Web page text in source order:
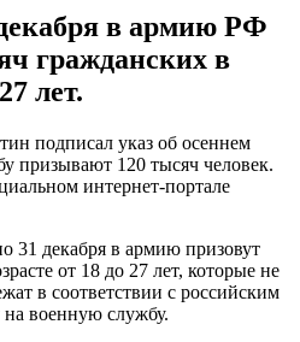
в армию РФ
гражданских в
лет.
подписал указ об осеннем
призывают 120 тысяч человек.
интернет-портале
31 декабря в армию призовут
от 18 до 27 лет, которые не
в соответствии с российским
на военную службу.